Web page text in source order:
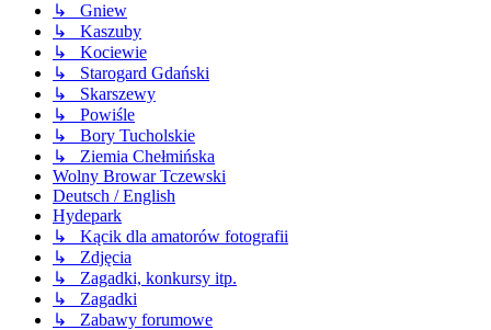
↳ Gniew
↳ Kaszuby
↳ Kociewie
↳ Starogard Gdański
↳ Skarszewy
↳ Powiśle
↳ Bory Tucholskie
↳ Ziemia Chełmińska
Wolny Browar Tczewski
Deutsch / English
Hydepark
↳ Kącik dla amatorów fotografii
↳ Zdjęcia
↳ Zagadki, konkursy itp.
↳ Zagadki
↳ Zabawy forumowe